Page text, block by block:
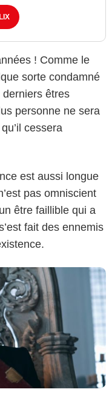
! Comme le
sorte condamné
derniers êtres
personne ne sera
cessera
est aussi longue
pas omniscient
être faillible qui a
fait des ennemis